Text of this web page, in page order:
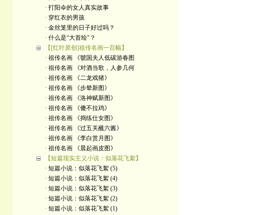
· 打阳伞的女人真实故事
· 穿红衣的男孩
· 金丝笼里的日子好过吗？
· 什么是“大首绘"？
【[红叶原创]祖传名画一百幅】
· 祖传名画 《虢国夫人低碳游春图
· 祖传名画 《对酒当歌，人参几何
· 祖传名画 《二龙戏猪》
· 祖传名画 《步辇新图》
· 祖传名画 《洛神赋新图》
· 祖传名画 《傻不拉鸡》
· 祖传名画 《捣练仕女图》
· 祖传名画 《过五关蘸六酱》
· 祖传名画 《李白赏月图》
· 祖传名画 《晨起画皮图》
【短篇现实主义小说：似落花飞絮】
· 短篇小说：似落花飞絮 (5)
· 短篇小说：似落花飞絮 (4)
· 短篇小说：似落花飞絮 (3)
· 短篇小说：似落花飞絮 (2)
· 短篇小说：似落花飞絮 (1)